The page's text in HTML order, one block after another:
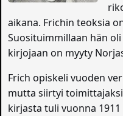
aikana. Frichin teoksia
Suosituimmillaan hän
kirjojaan on myyty
Frich opiskeli vuoden
mutta siirtyi
kirjasta tuli vuonna